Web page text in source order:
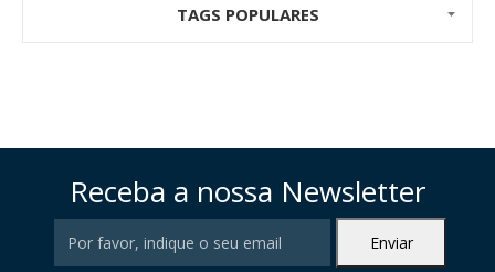
TAGS POPULARES
Receba a nossa Newsletter